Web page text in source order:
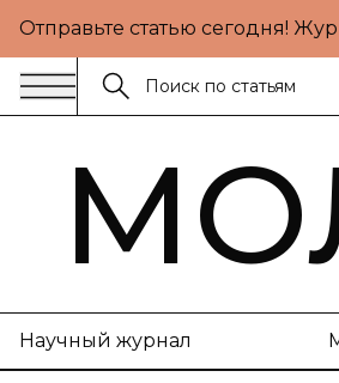
Отправьте статью сегодня!
Научный журнал